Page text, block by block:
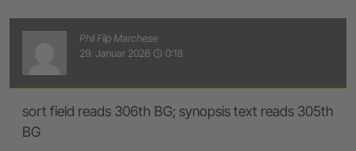
Phil Flip Marchese
29. Januar 2026 access_time 0:18
sort field reads 306th BG; synopsis text reads 305th
BG